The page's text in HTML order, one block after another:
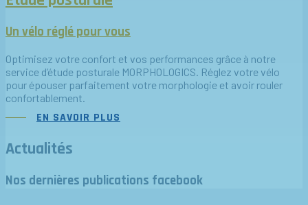
Un vélo réglé pour vous
Optimisez votre confort et vos performances grâce à notre
service d’étude posturale MORPHOLOGICS. Réglez votre vélo
pour épouser parfaitement votre morphologie et avoir rouler
confortablement.
EN SAVOIR PLUS
Actualités
Nos dernières publications facebook